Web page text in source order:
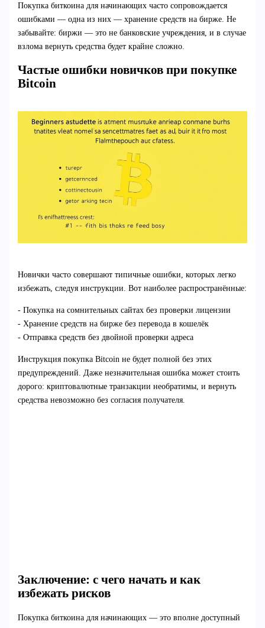
Покупка биткоина для начинающих часто сопровождается
ошибками — одна из них — хранение средств на бирже. Не
забывайте: биржи — это не банковские учреждения, и в случае
взлома вернуть средства будет крайне сложно.
Частые ошибки новичков при покупке
Bitcoin
Новички часто совершают типичные ошибки, которых легко
избежать, следуя инструкции. Вот наиболее распространённые:
- Покупка на сомнительных сайтах без проверки лицензии
- Хранение средств на бирже без перевода в кошелёк
- Отправка средств без двойной проверки адреса
Инструкция покупка Bitcoin не будет полной без этих
предупреждений. Даже незначительная ошибка может стоить
дорого: криптовалютные транзакции необратимы, и вернуть
средства невозможно без согласия получателя.
Заключение: с чего начать и как
избежать рисков
Покупка биткоина для начинающих — это вполне доступный